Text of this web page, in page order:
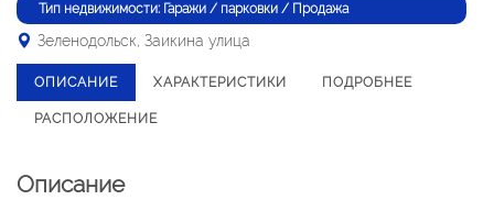
Тип недвижимости: Гаражи / парковки / Продажа
Зеленодольск, Заикина улица
ОПИСАНИЕ ХАРАКТЕРИСТИКИ ПОДРОБНЕЕ
РАСПОЛОЖЕНИЕ
Описание